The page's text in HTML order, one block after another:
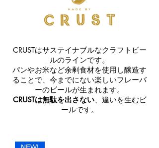
CRUSTはサステイナブルなクラフトビー
ルのラインです。
パンやお米など余剰食材を使用し醸造す
ることで、今までにない楽しいフレーバ
ーのビールが生まれます。
CRUSTは無駄を出さない、違いを生むビ
ールです。